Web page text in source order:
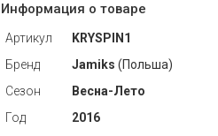
Информация о товаре
Артикул
KRYSPIN1
Бренд
Jamiks (Польша)
Сезон
Весна-Лето
Год
2016